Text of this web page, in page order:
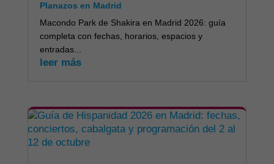
Planazos en Madrid
Macondo Park de Shakira en Madrid 2026: guía
completa con fechas, horarios, espacios y
entradas...
leer más